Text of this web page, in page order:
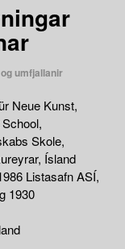
umfjallanir
Neue Kunst,
Skole,
Ísland
Listasafn ASÍ,
1930